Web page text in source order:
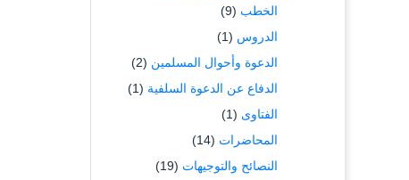
الخطب (9)
الدروس (1)
الدعوة وأحوال المسلمين (2)
الدفاع عن الدعوة السلفية (1)
الفتاوى (1)
المحاضرات (14)
النصائح والتوجيهات (19)